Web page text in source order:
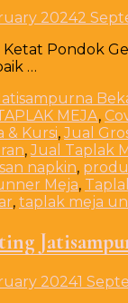
20242
Pondok
…
MEJA,
& Kursi,Jual
,Jual Taplak
napkin,
Meja,
, taplak meja
20241